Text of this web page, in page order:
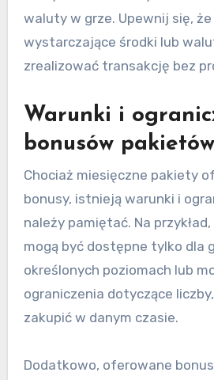
waluty w grze. Upewnij się,
wystarczające środki lub
zrealizować transakcję bez
Warunki i
bonusów pakietów
Chociaż miesięczne pakiety
bonusy, istnieją warunki i
należy pamiętać. Na
mogą być dostępne tylko dla
określonych poziomach lub
ograniczenia dotyczące
zakupić w danym czasie.
Dodatkowo, oferowane